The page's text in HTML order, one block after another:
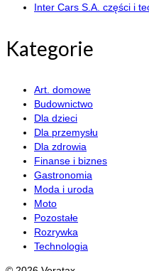
Inter Cars S.A. części i
Kategorie
Art. domowe
Budownictwo
Dla dzieci
Dla przemysłu
Dla zdrowia
Finanse i biznes
Gastronomia
Moda i uroda
Moto
Pozostałe
Rozrywka
Technologia